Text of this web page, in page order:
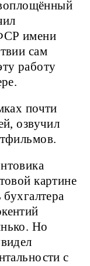
имени
сам
работу
почти
озвучил
картине
Но
с